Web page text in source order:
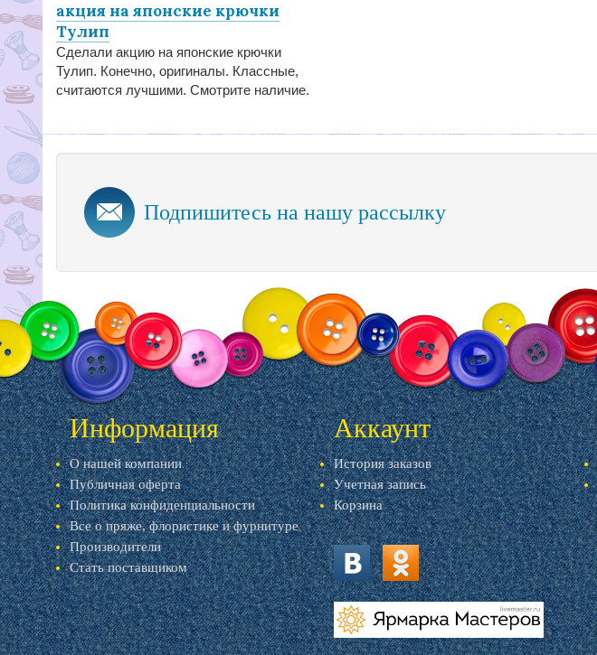
акция на японские крючки
Тулип
Сделали акцию на японские крючки
Тулип. Конечно, оригиналы. Классные,
считаются лучшими. Смотрите наличие.
Подпишитесь на нашу рассылку
Информация
О нашей компании
Публичная оферта
Политика конфиденциальности
Все о пряже, флористике и фурнитуре
Производители
Стать поставщиком
Аккаунт
История заказов
Учетная запись
Корзина
vk.com ok.ru
livemaster.ru